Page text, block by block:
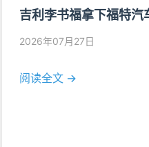
吉利李书福拿下福特汽
2026年07月27日
阅读全文 →